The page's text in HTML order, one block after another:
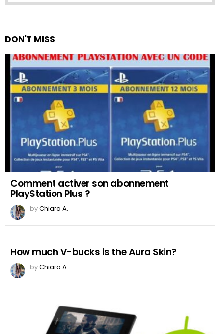
DON'T MISS
Comment activer son abonnement
PlayStation Plus ?
byChiara A.
How much V-bucks is the Aura Skin?
byChiara A.